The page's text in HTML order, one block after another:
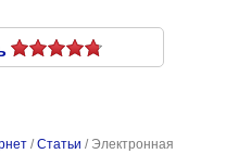
/Статьи / Электронная